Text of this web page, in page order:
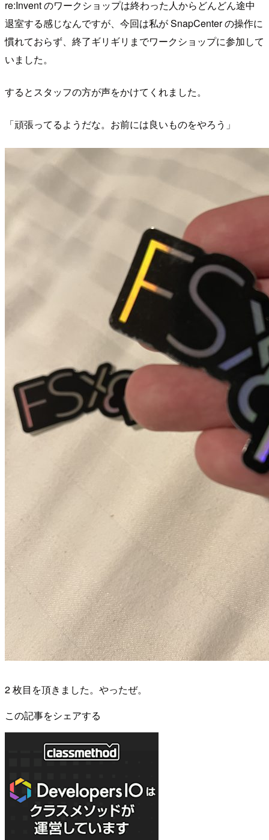
re:Invent のワークショップは終わった人からどんどん途中
退室する感じなんですが、今回は私が SnapCenter の操作に
慣れておらず、終了ギリギリまでワークショップに参加して
いました。
するとスタッフの方が声をかけてくれました。
「頑張ってるようだな。お前には良いものをやろう」
2 枚目を頂きました。やったぜ。
この記事をシェアする